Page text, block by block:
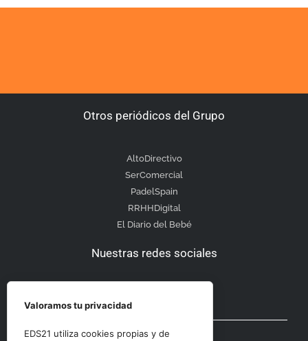
Otros periódicos del Grupo
AltoDirectivo
SerComercial
PadelSpain
RRHHDigital
El Diario del Bebé
Nuestras redes sociales
Otras secciones
Valoramos tu privacidad
EDS21 utiliza cookies propias y de